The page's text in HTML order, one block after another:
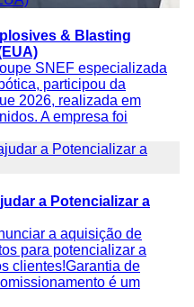
& Blasting
SNEF especializada
participou da
2026, realizada em
A empresa foi
a Potencializar a
a aquisição de
para potencializar a
clientes!Garantia de
é um